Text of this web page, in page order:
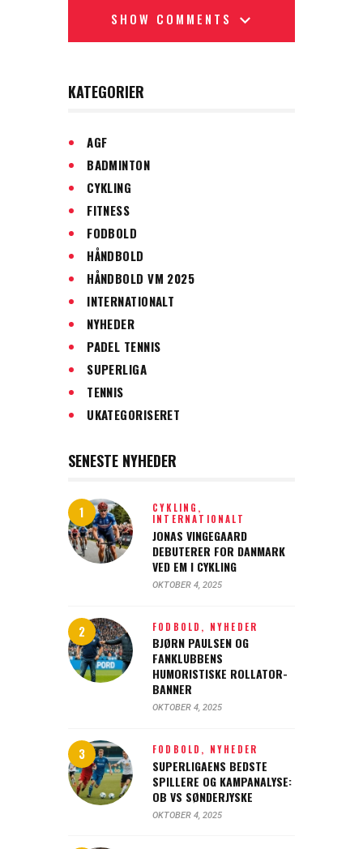
SHOW COMMENTS
KATEGORIER
AGF
BADMINTON
CYKLING
FITNESS
FODBOLD
HÅNDBOLD
HÅNDBOLD VM 2025
INTERNATIONALT
NYHEDER
PADEL TENNIS
SUPERLIGA
TENNIS
UKATEGORISERET
SENESTE NYHEDER
CYKLING,
INTERNATIONALT
JONAS VINGEGAARD
DEBUTERER FOR DANMARK
VED EM I CYKLING
OKTOBER 4, 2025
FODBOLD, NYHEDER
BJØRN PAULSEN OG
FANKLUBBENS
HUMORISTISKE ROLLATOR-
BANNER
OKTOBER 4, 2025
FODBOLD, NYHEDER
SUPERLIGAENS BEDSTE
SPILLERE OG KAMPANALYSE:
OB VS SØNDERJYSKE
OKTOBER 4, 2025